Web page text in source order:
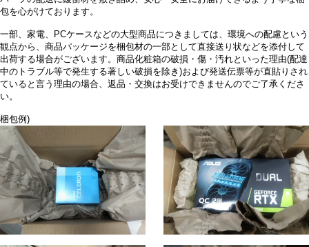
包を心がけております。
一部、家電、PCケースなどの大型商品につきましては、環境への配慮という
観点から、商品パッケージを梱包材の一部として直接送り状などを添付して
出荷する場合がございます。商品化粧箱の破損・傷・汚れといった理由(配達
中のトラブル等で発生する著しい破損を除き)および発送伝票等が直貼りされ
ていると言う理由の場合、返品・交換はお受けできませんのでご了承くださ
い。
梱包例)